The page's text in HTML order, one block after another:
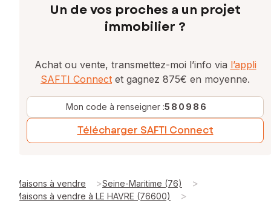
Un de vos proches a un projet
immobilier ?
Achat ou vente, transmettez-moi l’info via l’appli
SAFTI Connect et gagnez 875€ en moyenne.
Mon code à renseigner :580986
Télécharger SAFTI Connect
Maisons à vendre >Seine-Maritime (76) >
Maisons à vendre à LE HAVRE (76600) >